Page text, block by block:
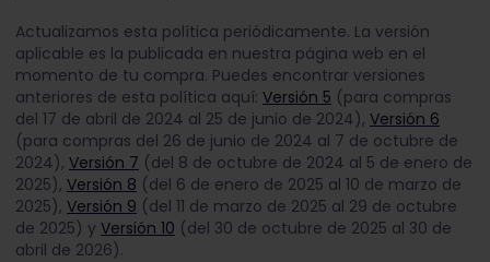
Actualizamos esta política periódicamente. La versión
aplicable es la publicada en nuestra página web en el
momento de tu compra. Puedes encontrar versiones
anteriores de esta política aquí: Versión 5 (para compras
del 17 de abril de 2024 al 25 de junio de 2024), Versión 6
(para compras del 26 de junio de 2024 al 7 de octubre de
2024), Versión 7 (del 8 de octubre de 2024 al 5 de enero de
2025), Versión 8 (del 6 de enero de 2025 al 10 de marzo de
2025), Versión 9 (del 11 de marzo de 2025 al 29 de octubre
de 2025) y Versión 10 (del 30 de octubre de 2025 al 30 de
abril de 2026).